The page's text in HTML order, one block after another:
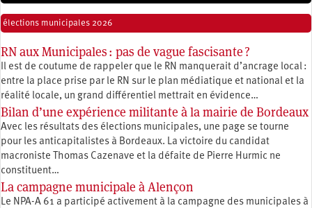
élections municipales 2026
RN aux Municipales : pas de vague fascisante ?
Il est de coutume de rappeler que le RN manquerait d’ancrage local :
entre la place prise par le RN sur le plan médiatique et national et la
réalité locale, un grand différentiel mettrait en évidence…
Bilan d’une expérience militante à la mairie de Bordeaux
Avec les résultats des élections municipales, une page se tourne
pour les anticapitalistes à Bordeaux. La victoire du candidat
macroniste Thomas Cazenave et la défaite de Pierre Hurmic ne
constituent…
La campagne municipale à Alençon
Le NPA-A 61 a participé activement à la campagne des municipales à